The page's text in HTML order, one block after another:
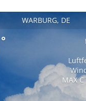
WARBURG, DE
°
MAX